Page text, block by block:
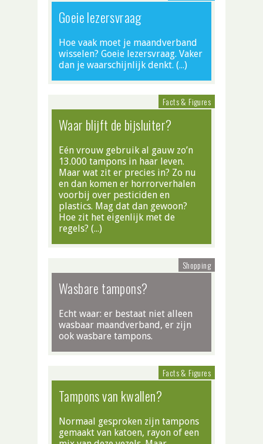
Goeie lezersvraag
Hoe vaak moet je maandverband
wisselen? Goeie lezersvraag. Vaker
dan je waarschijnlijk denkt. (…)
Facts & Figures
Waar blijft de bijsluiter?
Eén vrouw gebruik al gauw zo’n
13.000 tampons in haar leven.
Maar wat zit er precies in? Zo nu
en dan komen er horrorverhalen
voorbij over pesticiden en
plastics. Mag dat dan gewoon?
Hoe zit het eigenlijk met de
regels? (…)
Shopping
Wasbare tampons?
Echt waar: er bestaat niet alleen
wasbaar maandverband, er zijn
ook wasbare tampons.
Facts & Figures
Tampons van kwallen?
Normaal gesproken zijn tampons
gemaakt van katoen, rayon of een